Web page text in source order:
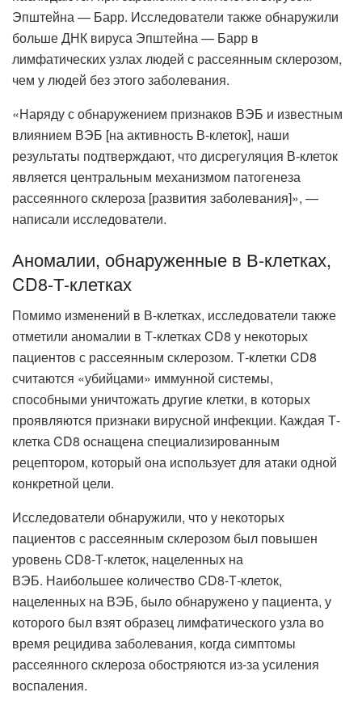
Эпштейна — Барр. Исследователи также обнаружили
больше ДНК вируса Эпштейна — Барр в
лимфатических узлах людей с рассеянным склерозом,
чем у людей без этого заболевания.
«Наряду с обнаружением признаков ВЭБ и известным
влиянием ВЭБ [на активность В-клеток], наши
результаты подтверждают, что дисрегуляция В-клеток
является центральным механизмом патогенеза
рассеянного склероза [развития заболевания]», —
написали исследователи.
Аномалии, обнаруженные в В-клетках,
CD8-Т-клетках
Помимо изменений в В-клетках, исследователи также
отметили аномалии в Т-клетках CD8 у некоторых
пациентов с рассеянным склерозом. Т-клетки CD8
считаются «убийцами» иммунной системы,
способными уничтожать другие клетки, в которых
проявляются признаки вирусной инфекции. Каждая Т-
клетка CD8 оснащена специализированным
рецептором, который она использует для атаки одной
конкретной цели.
Исследователи обнаружили, что у некоторых
пациентов с рассеянным склерозом был повышен
уровень CD8-Т-клеток, нацеленных на
ВЭБ. Наибольшее количество CD8-Т-клеток,
нацеленных на ВЭБ, было обнаружено у пациента, у
которого был взят образец лимфатического узла во
время рецидива заболевания, когда симптомы
рассеянного склероза обостряются из-за усиления
воспаления.